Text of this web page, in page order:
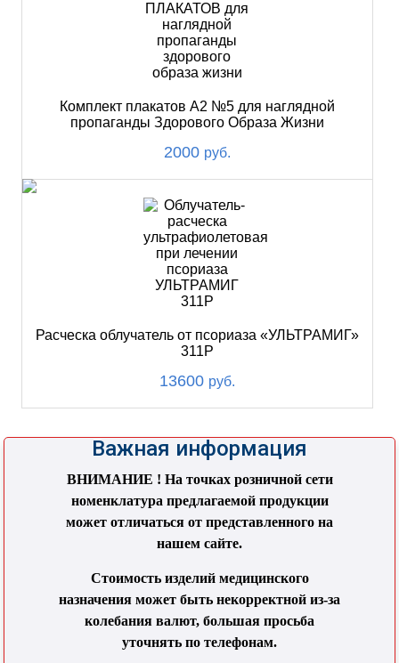
Комплект плакатов А2 №5 для наглядной
пропаганды Здорового Образа Жизни
2000 руб.
Расческа облучатель от псориаза «УЛЬТРАМИГ»
311Р
13600 руб.
Важная информация
ВНИМАНИЕ ! На точках розничной сети
номенклатура предлагаемой продукции
может отличаться от представленного на
нашем сайте.
Стоимость изделий медицинского
назначения может быть некорректной из-за
колебания валют, большая просьба
уточнять по телефонам.